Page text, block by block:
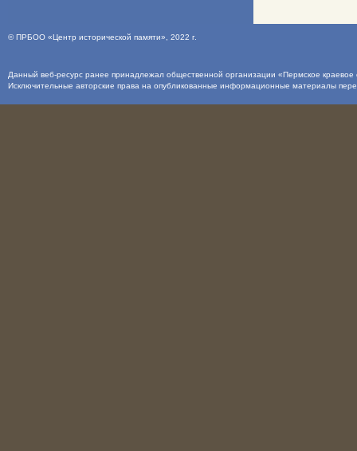
©ПРБОО «Центр исторической памяти» , 2022 г.
Данный веб-ресурс ранее принадлежал общественной организации «Пермское
Исключительные авторские права на опубликованные информационные материалы